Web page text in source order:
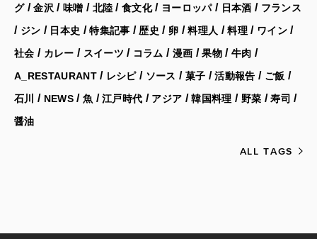
グ/金沢 / 味噌 / 北陸 /食文化/ ヨーロッパ/ 日本酒 / フランス
/ ジン / 日本史 /特集記事 / 歴史 / 卵 /料理人 /料理/ ワイン/
社会 / カレー / スイーツ / コラム / 漫画 /果物/ 牛肉 /
A_RESTAURANT/ レシピ/ ソース / 菓子 /活動報告 / ご飯 /
石川 / NEWS/ 魚 /江戸時代 / アジア /韓国料理 / 野菜 /寿司 /
醤油
ALL TAGS